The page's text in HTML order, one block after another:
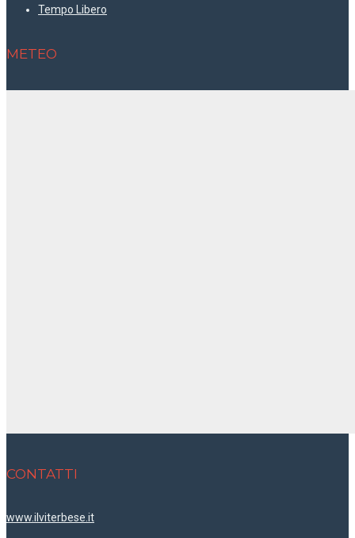
Tempo Libero
METEO
CONTATTI
www.ilviterbese.it